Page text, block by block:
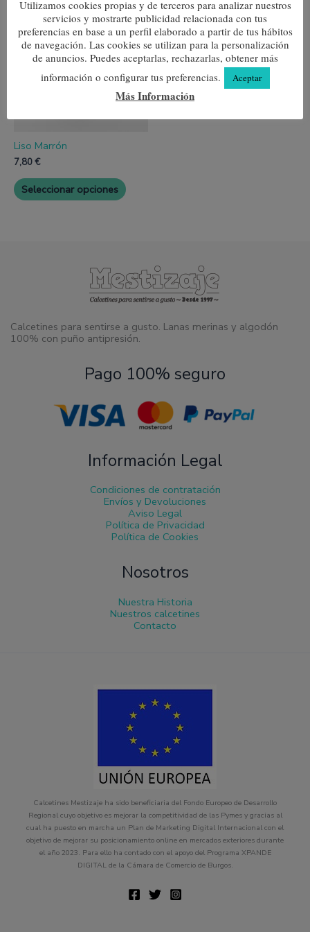
Liso Marrón
7,80€
Seleccionar opciones
producto
tiene
múltiples
variantes.
Las
opciones
se
pueden
en
Calcetines para sentirse a gusto. Lanas merinas y algodón
100% con puño antipresión.
Pago 100% seguro
Información Legal
Condiciones de contratación
Envíos y Devoluciones
Aviso Legal
Política de Privacidad
Política de Cookies
Nosotros
Nuestra Historia
Nuestros calcetines
Contacto
Calcetines Mestizaje ha sido beneficiaria del Fondo Europeo de Desarrollo
Regional cuyo objetivo es mejorar la competitividad de las Pymes y gracias al
cual ha puesto en marcha un Plan de Marketing Digital Internacional con el
objetivo de mejorar su posicionamiento online en mercados exteriores durante
el año 2023. Para ello ha contado con el apoyo del Programa XPANDE
DIGITAL de la Cámara de Comercio de Burgos.
Utilizamos cookies propias y de terceros para analizar nuestros
servicios y mostrarte publicidad relacionada con tus
preferencias en base a un perfil elaborado a partir de tus hábitos
de navegación. Las cookies se utilizan para la personalización
de anuncios. Puedes aceptarlas, rechazarlas, obtener más
información o configurar tus preferencias.
Aceptar
Más Información